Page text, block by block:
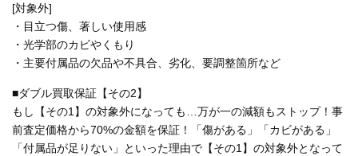
[対象外]
・目立つ傷、著しい使用感
・光学部のカビやくもり
・主要付属品の欠品や不具合、劣化、要調整箇所など
■ダブル買取保証【その2】
もし【その1】の対象外になっても…万が一の減額もストップ！事
前査定価格から70%の金額を保証！「傷がある」「カビがある」
「付属品が足りない」といった理由で【その1】の対象外となって